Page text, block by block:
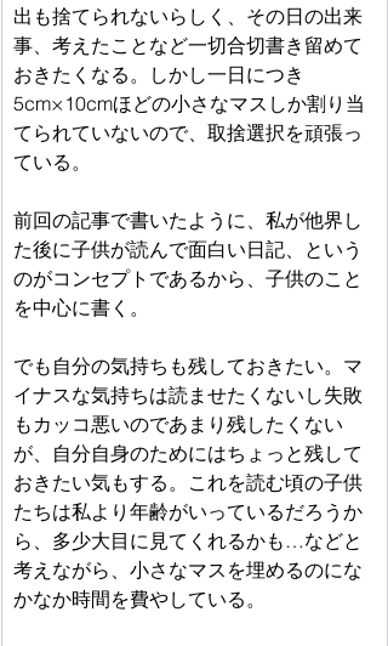
出も捨てられないらしく、その日の出来
事、考えたことなど一切合切書き留めて
おきたくなる。しかし一日につき
5cm×10cmほどの小さなマスしか割り当
てられていないので、取捨選択を頑張っ
ている。
前回の記事で書いたように、私が他界し
た後に子供が読んで面白い日記、という
のがコンセプトであるから、子供のこと
を中心に書く。
でも自分の気持ちも残しておきたい。マ
イナスな気持ちは読ませたくないし失敗
もカッコ悪いのであまり残したくない
が、自分自身のためにはちょっと残して
おきたい気もする。これを読む頃の子供
たちは私より年齢がいっているだろうか
ら、多少大目に見てくれるかも…などと
考えながら、小さなマスを埋めるのにな
かなか時間を費やしている。